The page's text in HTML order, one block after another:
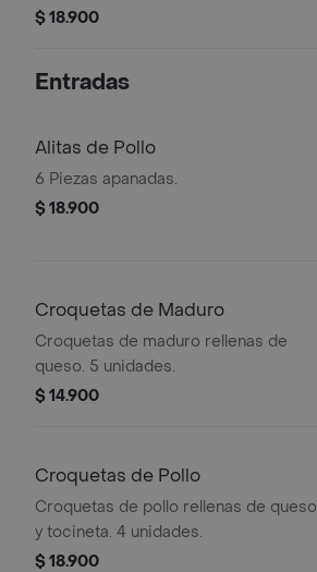
$ 18.900
Entradas
Alitas de Pollo
6 Piezas apanadas.
$ 18.900
Croquetas de Maduro
Croquetas de maduro rellenas de
queso. 5 unidades.
$ 14.900
Croquetas de Pollo
Croquetas de pollo rellenas de queso
y tocineta. 4 unidades.
$ 18.900